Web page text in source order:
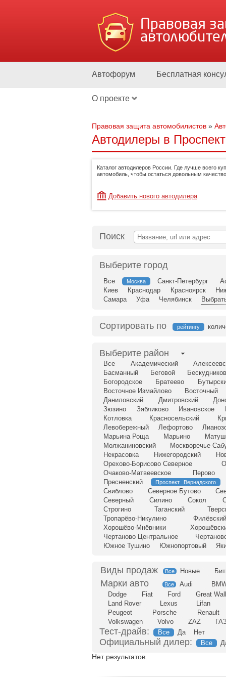
Правовая
Автофорум Бесплатная
О проекте
Правовая защита автомобилистов »
Автодилеры в
Каталог автодилеров России. Где лучше всего
автомобиль, чтобы остаться довольным
Добавить нового автодилера
Поиск
Выберите город
Все Москва Санкт-Петербург
Киев
Краснодар Красноярск
Самара
Уфа Челябинск
Сортировать по рейтингу
Выберите район
Все Академический
Басманный
Беговой
Богородское
Братеево
Восточное Измайлово
Восточный
Даниловский
Дмитровский
Зюзино
Зябликово Ивановское
Котловка
Красносельский
Левобережный
Лефортово
Марьина Роща
Марьино
Молжаниновский
Москворечье-
Некрасовка
Нижегородский
Орехово-Борисово Северное
Очаково-Матвеевское
Перово
Пресненский
Проспект Вернадского
Свиблово Северное Бутово
Северный
Силино Сокол
Строгино
Таганский
Тропарёво-Никулино
Хорошёво-Мнёвники
Чертаново Центральное
Южное Тушино
Южнопортовый
Все Новые
Все Audi
Dodge
Fiat Ford
Great
Land Rover
Lexus
Lifan
Peugeot
Porsche
Renault
Volkswagen
Volvo ZAZ
Тест-драйв: Все Да Нет
Официальный дилер: Все
Нет результатов.